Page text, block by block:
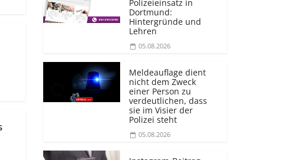
Polizeieinsatz in
Dortmund:
Hintergründe und
Lehren
05.08.2026
Meldeauflage dient
nicht dem Zweck
einer Person zu
verdeutlichen, dass
sie im Visier der
Polizei steht
05.08.2026